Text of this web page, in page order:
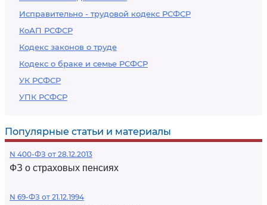
Исправительно - трудовой кодекс РСФСР
КоАП РСФСР
Кодекс законов о труде
Кодекс о браке и семье РСФСР
УК РСФСР
УПК РСФСР
Популярные статьи и материалы
N 400-ФЗ от 28.12.2013
ФЗ о страховых пенсиях
N 69-ФЗ от 21.12.1994